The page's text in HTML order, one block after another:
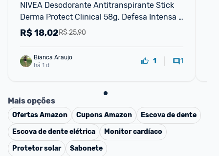
NIVEA Desodorante Antitranspirante Stick
Derma Protect Clinical 58g, Defesa Intensa
96h, Controle de Suor Extremo, Toque
R$ 25,90
R$18,02
Bianca Araujo
há 1 d
1 1
Mais opções
OfertasAmazon CuponsAmazon
Escova de dente
Escova de dente elétrica
Monitor cardíaco
Protetor solar
Sabonete